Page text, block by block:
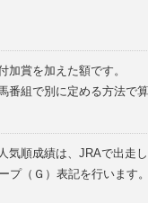
加賞を加えた額です。
組で別に定める方法で算
順成績は、JRAで出走
（Ｇ）表記を行います。